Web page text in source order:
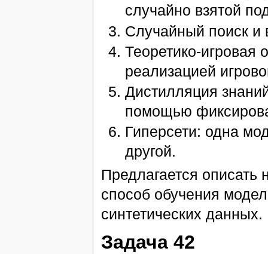
случайно взятой
Случайный поиск и
Теоретико-игровая
реализацией
Дистилляция
помощью
Гиперсети: одна
другой.
Предлагается
способ обучения
синтетических данных.
Задача 42